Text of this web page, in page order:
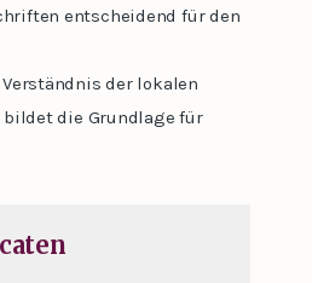
entscheidend für den
der lokalen
die Grundlage für